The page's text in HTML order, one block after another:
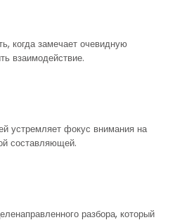
когда замечает очевидную
взаимодействие.
устремляет фокус внимания на
составляющей.
разбора, который